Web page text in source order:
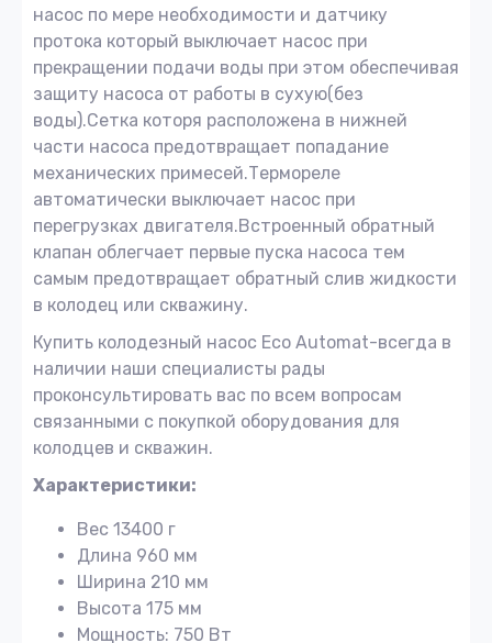
насос по мере необходимости и датчику
протока который выключает насос при
прекращении подачи воды при этом обеспечивая
защиту насоса от работы в сухую(без
воды).Сетка которя расположена в нижней
части насоса предотвращает попадание
механических примесей.Термореле
автоматически выключает насос при
перегрузках двигателя.Встроенный обратный
клапан облегчает первые пуска насоса тем
самым предотвращает обратный слив жидкости
в колодец или скважину.
Купить колодезный насос Eco Automat-всегда в
наличии наши специалисты рады
проконсультировать вас по всем вопросам
связанными с покупкой оборудования для
колодцев и скважин.
Характеристики:
Вес 13400 г
Длина 960 мм
Ширина 210 мм
Высота 175 мм
Мощность: 750 Вт